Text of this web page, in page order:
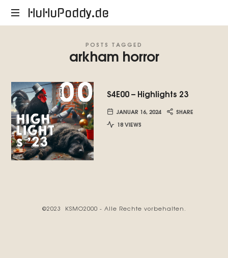
HuHuPoddy.de
HuHuPoddy.de
POSTS TAGGED
arkham horror
S4E00 – Highlights 23
JANUAR 16, 2024
SHARE
18 VIEWS
©2023 KSMO2000 - Alle Rechte vorbehalten.